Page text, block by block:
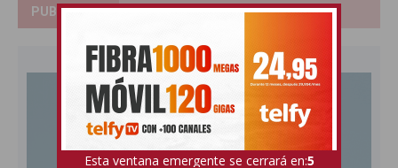
PUBLICIDAD
Esta ventana emergente se cerrará en:4